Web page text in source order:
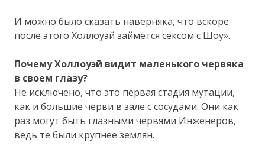
И можно было сказать наверняка, что вскоре
после этого Холлоуэй займется сексом с Шоу».
Почему Холлоуэй видит маленького червяка
в своем глазу?
Не исключено, что это первая стадия мутации,
как и большие черви в зале с сосудами. Они как
раз могут быть глазными червями Инженеров,
ведь те были крупнее землян.